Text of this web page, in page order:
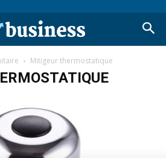
Mitigeur thermostatique